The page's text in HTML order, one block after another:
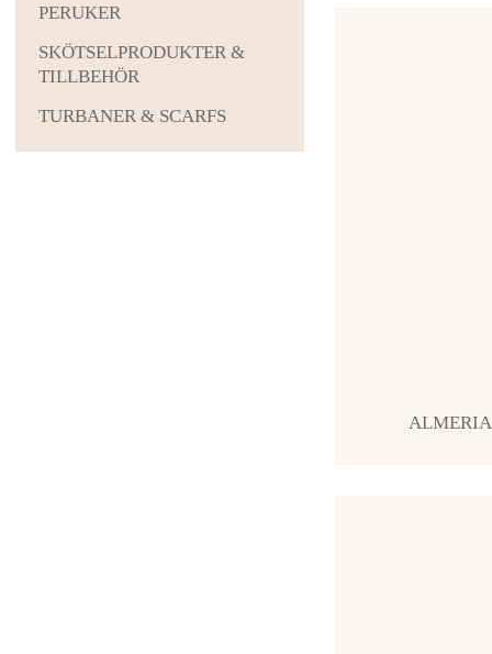
PERUKER
SKÖTSELPRODUKTER &
TILLBEHÖR
TURBANER & SCARFS